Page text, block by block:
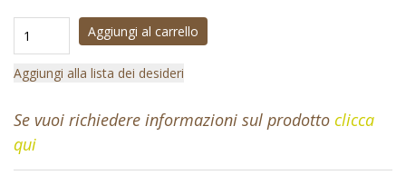
Aggiungi al carrello
Aggiungi alla lista dei desideri
Se vuoi richiedere informazioni sul prodotto clicca
qui